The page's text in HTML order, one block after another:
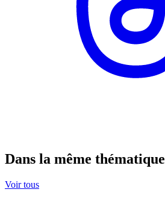
Dans la même thématique
Voir tous